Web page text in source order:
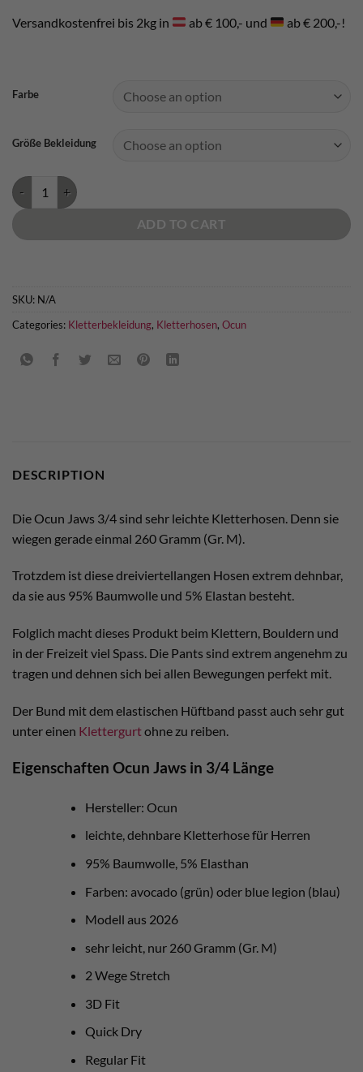
Versandkostenfrei bis 2kg in ab € 100,- und ab € 200,-!
Farbe
Größe Bekleidung
Ocun Jaws 3/4 Kletterhose quantity
ADD TO CART
SKU: N/A
Categories: Kletterbekleidung, Kletterhosen, Ocun
DESCRIPTION
Die Ocun Jaws 3/4 sind sehr leichte Kletterhosen. Denn sie
wiegen gerade einmal 260 Gramm (Gr. M).
Trotzdem ist diese dreiviertellangen Hosen extrem dehnbar,
da sie aus 95% Baumwolle und 5% Elastan besteht.
Folglich macht dieses Produkt beim Klettern, Bouldern und
in der Freizeit viel Spass. Die Pants sind extrem angenehm zu
tragen und dehnen sich bei allen Bewegungen perfekt mit.
Der Bund mit dem elastischen Hüftband passt auch sehr gut
unter einen Klettergurtohne zu reiben.
Eigenschaften Ocun Jaws in 3/4 Länge
Hersteller: Ocun
leichte, dehnbare Kletterhose für Herren
95% Baumwolle, 5% Elasthan
Farben: avocado (grün) oder blue legion (blau)
Modell aus 2026
sehr leicht, nur 260 Gramm (Gr. M)
2 Wege Stretch
3D Fit
Quick Dry
Regular Fit